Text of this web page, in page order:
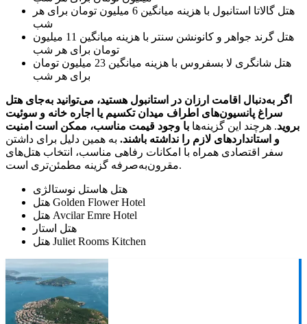
هتل گالاتا استانبول با هزینه میانگین 6 میلیون تومان برای هر
شب
هتل گرند جواهر و کانونشن سنتر با هزینه میانگین 11 میلیون
تومان برای هر شب
هتل شانگری لا بسفروس با هزینه میانگین 23 میلیون تومان
برای هر شب
اگر به‌دنبال اقامت ارزان در استانبول هستید، می‌توانید به‌جای هتل
سراغ پانسیون‌های اطراف میدان تکسیم یا اجاره خانه و سوئیت
بروید. هرچند این گزینه‌ها با وجود قیمت مناسب، ممکن است امنیت
و استانداردهای لازم را نداشته باشند. به همین دلیل برای داشتن
سفر اقتصادی همراه با امکانات رفاهی مناسب، انتخاب هتل‌های
مقرون‌به‌صرفه گزینه مطمئن‌تری است.
هتل هاستل نوستالژی
هتل Golden Flower Hotel
هتل Avcilar Emre Hotel
هتل استار
هتل Juliet Rooms Kitchen